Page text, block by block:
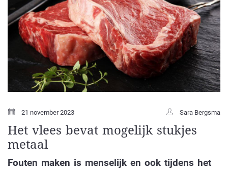
21 november 2023 Sara Bergsma
Het vlees bevat mogelijk stukjes
metaal
Fouten maken is menselijk en ook tijdens het